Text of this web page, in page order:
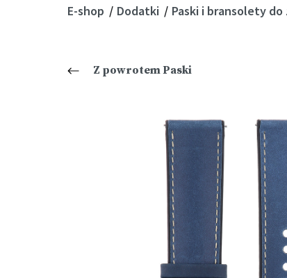
E-shop Dodatki Paski i bransolety do
Z powrotem Paski